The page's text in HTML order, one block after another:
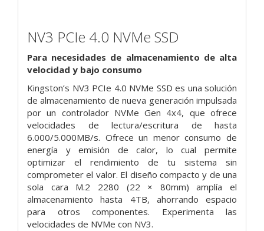
NV3 PCIe 4.0 NVMe SSD
Para necesidades de almacenamiento de alta
velocidad y bajo consumo
Kingston’s NV3 PCIe 4.0 NVMe SSD es una solución
de almacenamiento de nueva generación impulsada
por un controlador NVMe Gen 4x4, que ofrece
velocidades de lectura/escritura de hasta
6.000/5.000MB/s. Ofrece un menor consumo de
energía y emisión de calor, lo cual permite
optimizar el rendimiento de tu sistema sin
comprometer el valor. El diseño compacto y de una
sola cara M.2 2280 (22 × 80mm) amplía el
almacenamiento hasta 4TB, ahorrando espacio
para otros componentes. Experimenta las
velocidades de NVMe con NV3.